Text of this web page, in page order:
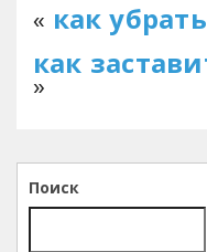
« как
как
»
Поиск